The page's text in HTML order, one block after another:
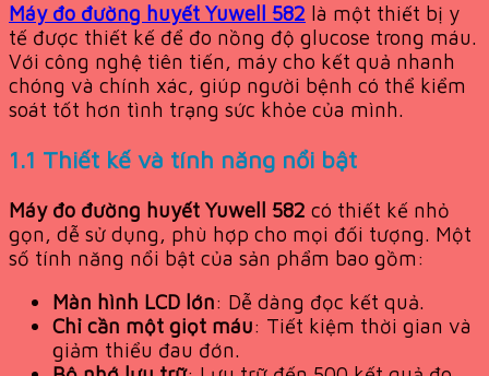
Máy đo đường huyết Yuwell 582 là một thiết bị y
tế được thiết kế để đo nồng độ glucose trong máu.
Với công nghệ tiên tiến, máy cho kết quả nhanh
chóng và chính xác, giúp người bệnh có thể kiểm
soát tốt hơn tình trạng sức khỏe của mình.
1.1 Thiết kế và tính năng nổi bật
Máy đo đường huyết Yuwell 582 có thiết kế nhỏ
gọn, dễ sử dụng, phù hợp cho mọi đối tượng. Một
số tính năng nổi bật của sản phẩm bao gồm:
Màn hình LCD lớn: Dễ dàng đọc kết quả.
Chỉ cần một giọt máu: Tiết kiệm thời gian và
giảm thiểu đau đớn.